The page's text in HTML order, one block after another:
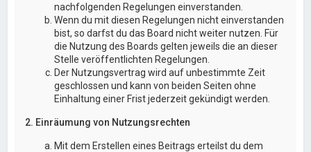
nachfolgenden Regelungen einverstanden.
Wenn du mit diesen Regelungen nicht einverstanden
bist, so darfst du das Board nicht weiter nutzen. Für
die Nutzung des Boards gelten jeweils die an dieser
Stelle veröffentlichten Regelungen.
Der Nutzungsvertrag wird auf unbestimmte Zeit
geschlossen und kann von beiden Seiten ohne
Einhaltung einer Frist jederzeit gekündigt werden.
2. Einräumung von Nutzungsrechten
Mit dem Erstellen eines Beitrags erteilst du dem